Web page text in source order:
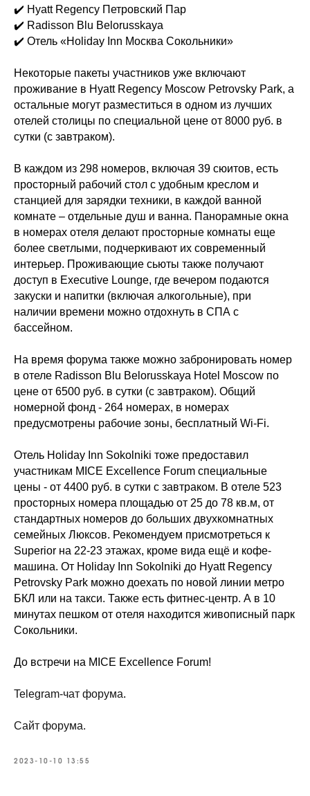
✔️ Hyatt Regency Петровский Пар
✔️ Radisson Blu Belorusskaya
✔️ Отель «Holiday Inn Москва Сокольники»
Некоторые пакеты участников уже включают
проживание в Hyatt Regency Moscow Petrovsky Park, а
остальные могут разместиться в одном из лучших
отелей столицы по специальной цене от 8000 руб. в
сутки (с завтраком).
В каждом из 298 номеров, включая 39 сюитов, есть
просторный рабочий стол с удобным креслом и
станцией для зарядки техники, в каждой ванной
комнате – отдельные душ и ванна. Панорамные окна
в номерах отеля делают просторные комнаты еще
более светлыми, подчеркивают их современный
интерьер. Проживающие сьюты также получают
доступ в Executive Lounge, где вечером подаются
закуски и напитки (включая алкогольные), при
наличии времени можно отдохнуть в СПА с
бассейном.
На время форума также можно забронировать номер
в отеле Radisson Blu Belorusskaya Hotel Moscow по
цене от 6500 руб. в сутки (с завтраком). Общий
номерной фонд - 264 номерах, в номерах
предусмотрены рабочие зоны, бесплатный Wi-Fi.
Отель Holiday Inn Sokolniki тоже предоставил
участникам MICE Excellence Forum специальные
цены - от 4400 руб. в сутки с завтраком. В отеле 523
просторных номера площадью от 25 до 78 кв.м, от
стандартных номеров до больших двухкомнатных
семейных Люксов. Рекомендуем присмотреться к
Superior на 22-23 этажах, кроме вида ещё и кофе-
машина. От Holiday Inn Sokolniki до Hyatt Regency
Petrovsky Park можно доехать по новой линии метро
БКЛ или на такси. Также есть фитнес-центр. А в 10
минутах пешком от отеля находится живописный парк
Сокольники.
До встречи на MICE Excellence Forum!
Telegram-чат форума.
Сайт форума.
2023-10-10 13:55